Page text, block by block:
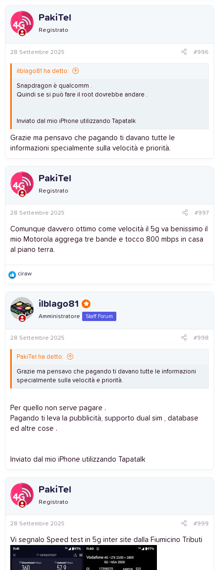
c
i
o
s
PakiTel
Registrato
28 Settembre 2025 #996
ilblago81 ha detto:
Snapdragon è qualcomm .
Quindi se si può fare il root dovrebbe andare .
Inviato dal mio iPhone utilizzando Tapatalk
Grazie ma pensavo che pagando ti davano tutte le
informazioni specialmente sulla velocità e priorità.
PakiTel
Registrato
28 Settembre 2025 #997
Comunque davvero ottimo come velocità il 5g va benissimo il
mio Motorola aggrega tre bande e tocco 800 mbps in casa
al piano terra.
R
c
t
i
o
s
ciraw
ilblago81
Amministratore Staff Forum
28 Settembre 2025 #998
PakiTel ha detto:
Grazie ma pensavo che pagando ti davano tutte le informazioni
specialmente sulla velocità e priorità.
Per quello non serve pagare .
Pagando ti leva la pubblicità, supporto dual sim , database
ed altre cose .
Inviato dal mio iPhone utilizzando Tapatalk
PakiTel
Registrato
28 Settembre 2025 #999
Vi segnalo Speed test in 5g inter site dalla Fiumicino Tributi